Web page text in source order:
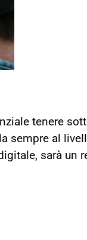
tenere
sempre al
sarà un